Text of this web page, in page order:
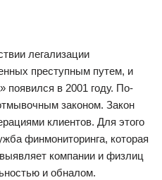
легализации
преступным путем, и
появился в 2001 году. По-
законом. Закон
клиентов. Для этого
финмониторинга, которая
компании и физлиц
и обналом.